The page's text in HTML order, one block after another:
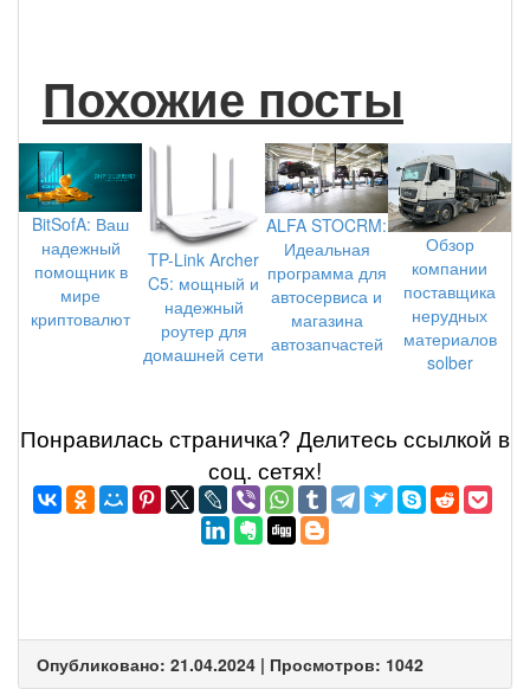
Похожие посты
BitSofA: Ваш
надежный
помощник в
мире
криптовалют
TP-Link Archer
C5: мощный и
надежный
роутер для
домашней сети
ALFA STOCRM:
Идеальная
программа для
автосервиса и
магазина
автозапчастей
Обзор
компании
поставщика
нерудных
материалов
solber
Понравилась страничка? Делитеcь ссылкой в
соц. сетях!
Опубликовано: 21.04.2024 | Просмотров: 1042